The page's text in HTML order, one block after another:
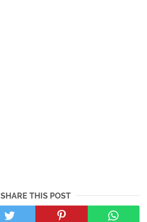
SHARE THIS POST